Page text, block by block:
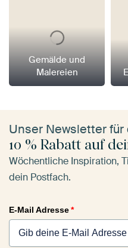
Gemälde und
Malereien
Unser Newsletter
10 % Rabatt auf
Wöchentliche Inspiration,
dein Postfach.
E-Mail Adresse*